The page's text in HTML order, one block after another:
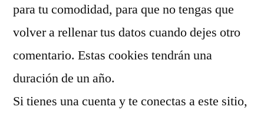
para tu comodidad, para que no tengas que
volver a rellenar tus datos cuando dejes otro
comentario. Estas cookies tendrán una
duración de un año.
Si tienes una cuenta y te conectas a este sitio,